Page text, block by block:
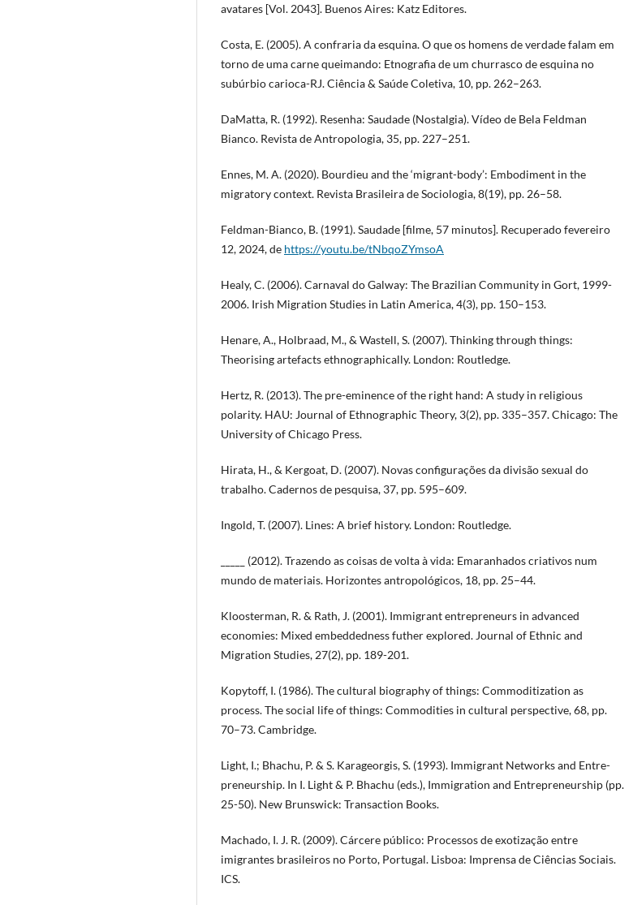
avatares [Vol. 2043]. Buenos Aires: Katz Editores.
Costa, E. (2005). A confraria da esquina. O que os homens de verdade falam em
torno de uma carne queimando: Etnografia de um churrasco de esquina no
subúrbio carioca-RJ. Ciência & Saúde Coletiva, 10, pp. 262–263.
DaMatta, R. (1992). Resenha: Saudade (Nostalgia). Vídeo de Bela Feldman
Bianco. Revista de Antropologia, 35, pp. 227–251.
Ennes, M. A. (2020). Bourdieu and the ‘migrant-body’: Embodiment in the
migratory context. Revista Brasileira de Sociologia, 8(19), pp. 26–58.
Feldman-Bianco, B. (1991). Saudade [filme, 57 minutos]. Recuperado fevereiro
12, 2024, de https://youtu.be/tNbqoZYmsoA
Healy, C. (2006). Carnaval do Galway: The Brazilian Community in Gort, 1999-
2006. Irish Migration Studies in Latin America, 4(3), pp. 150–153.
Henare, A., Holbraad, M., & Wastell, S. (2007). Thinking through things:
Theorising artefacts ethnographically. London: Routledge.
Hertz, R. (2013). The pre-eminence of the right hand: A study in religious
polarity. HAU: Journal of Ethnographic Theory, 3(2), pp. 335–357. Chicago: The
University of Chicago Press.
Hirata, H., & Kergoat, D. (2007). Novas configurações da divisão sexual do
trabalho. Cadernos de pesquisa, 37, pp. 595–609.
Ingold, T. (2007). Lines: A brief history. London: Routledge.
_____ (2012). Trazendo as coisas de volta à vida: Emaranhados criativos num
mundo de materiais. Horizontes antropológicos, 18, pp. 25–44.
Kloosterman, R. & Rath, J. (2001). Immigrant entrepreneurs in advanced
economies: Mixed embeddedness futher explored. Journal of Ethnic and
Migration Studies, 27(2), pp. 189-201.
Kopytoff, I. (1986). The cultural biography of things: Commoditization as
process. The social life of things: Commodities in cultural perspective, 68, pp.
70–73. Cambridge.
Light, I.; Bhachu, P. & S. Karageorgis, S. (1993). Immigrant Networks and Entre-
preneurship. In I. Light & P. Bhachu (eds.), Immigration and Entrepreneurship (pp.
25-50). New Brunswick: Transaction Books.
Machado, I. J. R. (2009). Cárcere público: Processos de exotização entre
imigrantes brasileiros no Porto, Portugal. Lisboa: Imprensa de Ciências Sociais.
ICS.